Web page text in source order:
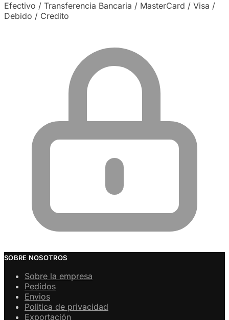
Efectivo / Transferencia Bancaria / MasterCard / Visa /
Debido / Credito
SOBRE NOSOTROS
Sobre la empresa
Pedidos
Envios
Politica de privacidad
Exportación